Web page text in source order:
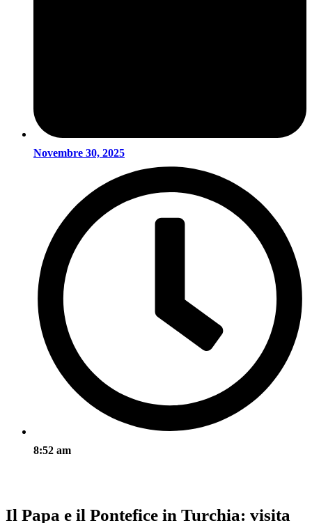
Novembre 30, 2025
8:52 am
Il Papa e il Pontefice in Turchia: visita